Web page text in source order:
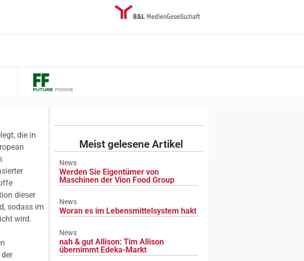
die in
dieser
sodass im
wird.
Meist gelesene Artikel
News
Werden Sie Eigentümer von
Maschinen der Vion Food Group
News
Woran es im Lebensmittelsystem hakt
News
nah & gut Allison: Tim Allison
übernimmt Edeka-Markt